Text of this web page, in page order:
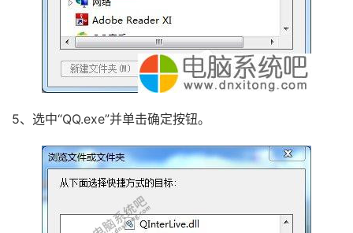
5、选中“QQ.exe”并单击确定按钮。